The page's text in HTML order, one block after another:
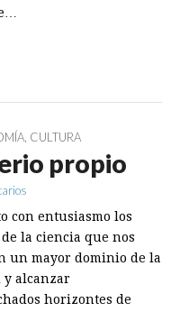
CULTURA
propio
con entusiasmo los
de la ciencia que nos
un mayor dominio de la
y alcanzar
horizontes de